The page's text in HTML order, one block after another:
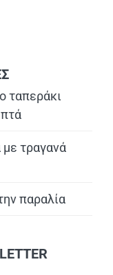
ταπεράκι
τραγανά
παραλία